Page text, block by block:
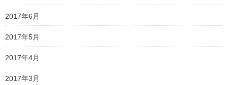
2017年6月
2017年5月
2017年4月
2017年3月